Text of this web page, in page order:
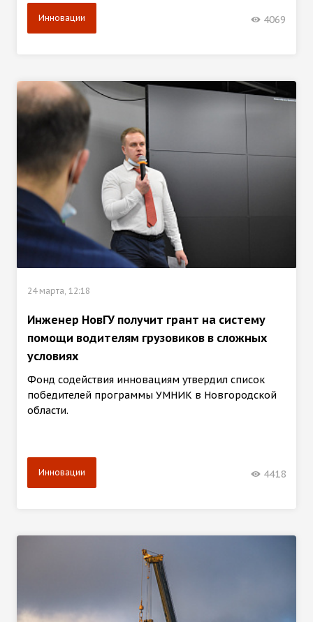
Инновации 4069
24 марта, 12:18
Инженер НовГУ получит грант на систему
помощи водителям грузовиков в сложных
условиях
Фонд содействия инновациям утвердил список
победителей программы УМНИК в Новгородской
области.
Инновации 4418